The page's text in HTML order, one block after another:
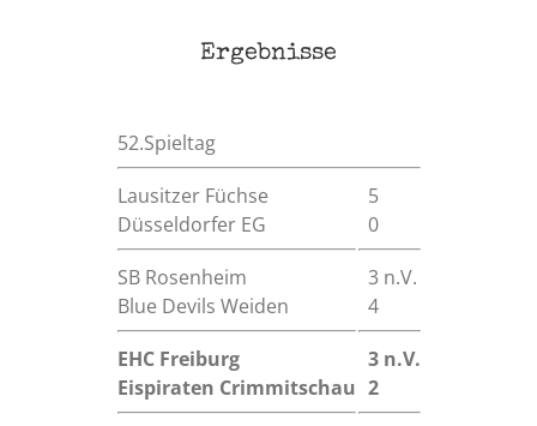
Ergebnisse
52.Spieltag
Lausitzer Füchse
Düsseldorfer EG
5
0
SB Rosenheim
Blue Devils Weiden
3 n.V.
4
EHC Freiburg
Eispiraten Crimmitschau
3 n.V.
2